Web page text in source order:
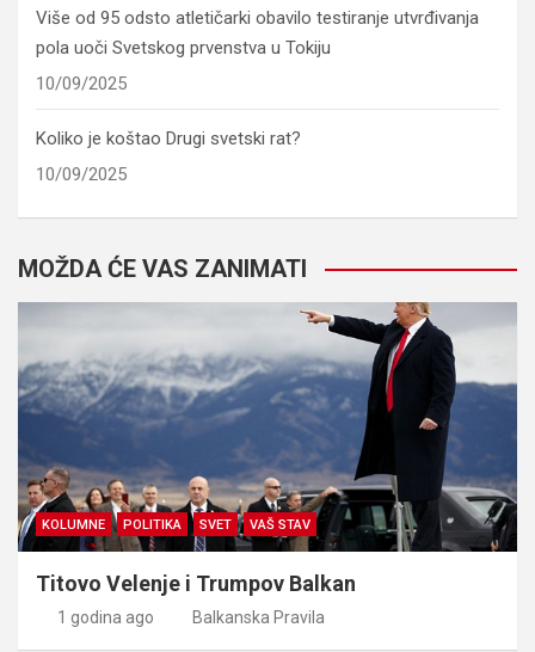
Više od 95 odsto atletičarki obavilo testiranje utvrđivanja
pola uoči Svetskog prvenstva u Tokiju
10/09/2025
Koliko je koštao Drugi svetski rat?
10/09/2025
MOŽDA ĆE VAS ZANIMATI
KOLUMNE POLITIKA SVET VAŠ STAV
Titovo Velenje i Trumpov Balkan
1 godina ago Balkanska Pravila